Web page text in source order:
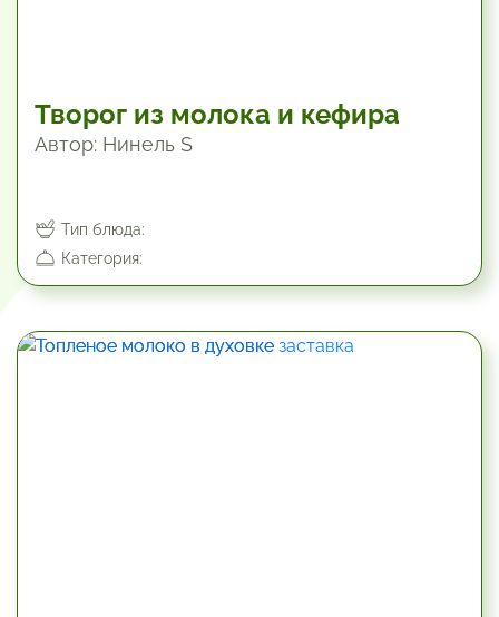
Творог из молока и кефира
Автор: Нинель S
Тип блюда:
Категория: